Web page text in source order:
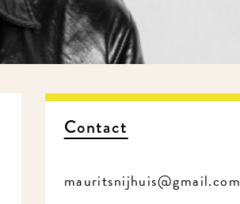
Contact
mauritsnijhuis@gmail.com